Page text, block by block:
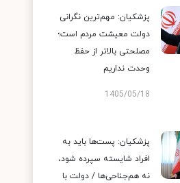
پزشکیان: مهم‌ترین نگرانی
دولت معیشت مردم است؛
مصلحتی بالاتر از حفظ
وحدت نداریم
1405/05/18
پزشکیان: پست‌ها باید به
افراد شایسته سپرده شود،
نه هم‌جناحی‌ها / دولت با